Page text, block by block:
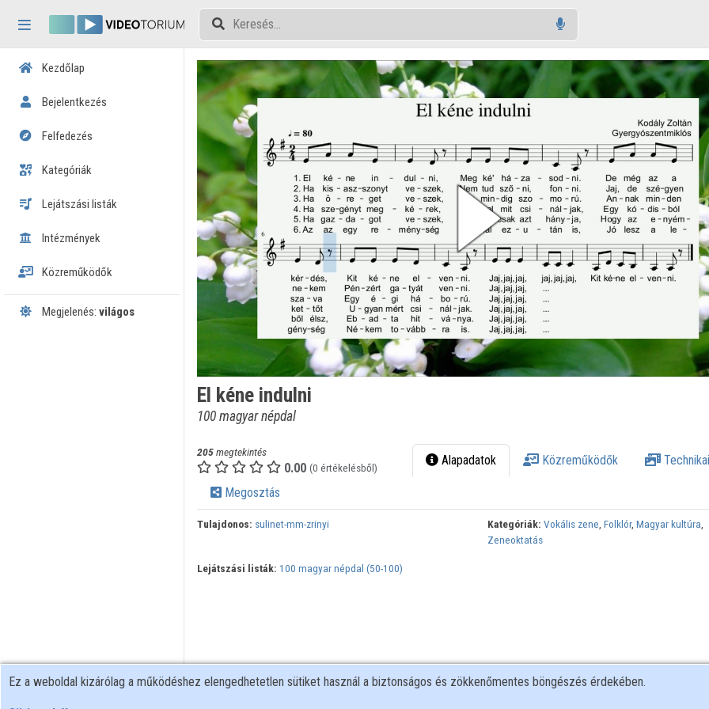
Tartalom kihagyása
Kezdőlap
Bejelentkezés
Felfedezés
Kategóriák
Lejátszási listák
Intézmények
Közreműködők
Megjelenés: világos
El kéne indulni
100 magyar népdal
205megtekintés
0.00 (0 értékelésből) Alapadatok Közreműködők
Megosztás
Tulajdonos: sulinet-mm-zrinyi Kategóriák: Vokális zene,Folklór,Magyar kultúra,
Zeneoktatás
Lejátszási listák: 100 magyar népdal (50-100)
Ez a weboldal kizárólag a működéshez elengedhetetlen sütiket használ a biztonságos és zökkenőmentes böngészés érdekében.